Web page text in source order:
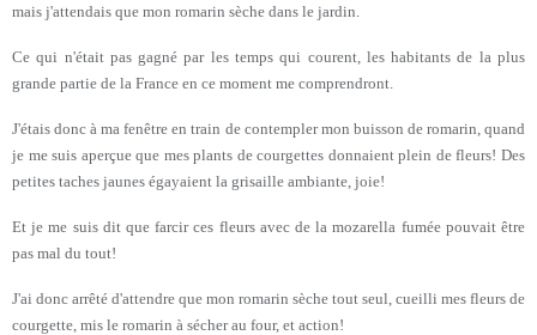
mais j'attendais que mon romarin sèche dans le jardin.
Ce qui n'était pas gagné par les temps qui courent, les habitants de la plus
grande partie de la France en ce moment me comprendront.
J'étais donc à ma fenêtre en train de contempler mon buisson de romarin, quand
je me suis aperçue que mes plants de courgettes donnaient plein de fleurs! Des
petites taches jaunes égayaient la grisaille ambiante, joie!
Et je me suis dit que farcir ces fleurs avec de la mozarella fumée pouvait être
pas mal du tout!
J'ai donc arrêté d'attendre que mon romarin sèche tout seul, cueilli mes fleurs de
courgette, mis le romarin à sécher au four, et action!